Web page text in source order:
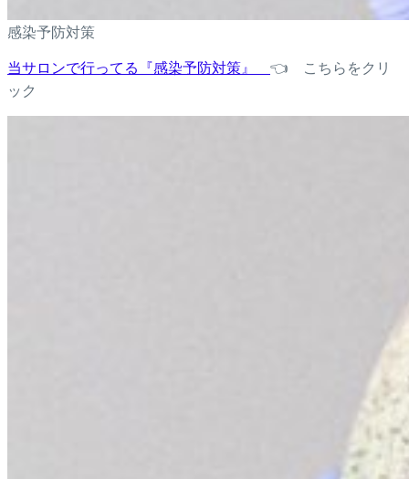
感染予防対策
当サロンで行ってる『感染予防対策』 👈 こちらをクリ
ック